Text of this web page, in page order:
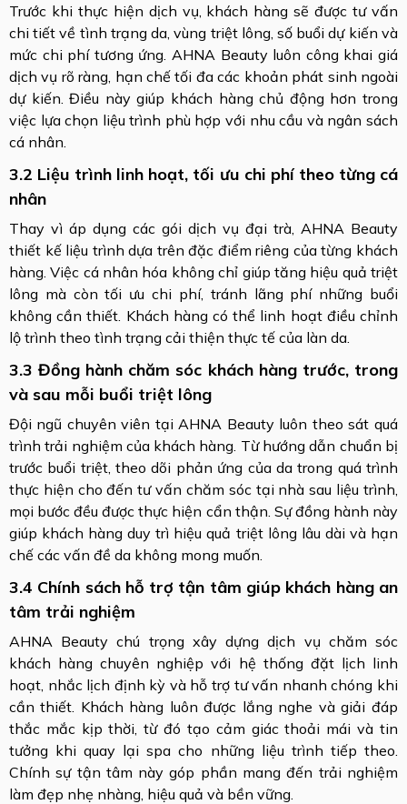
Trước khi thực hiện dịch vụ, khách hàng sẽ được tư vấn
chi tiết về tình trạng da, vùng triệt lông, số buổi dự kiến và
mức chi phí tương ứng. AHNA Beauty luôn công khai giá
dịch vụ rõ ràng, hạn chế tối đa các khoản phát sinh ngoài
dự kiến. Điều này giúp khách hàng chủ động hơn trong
việc lựa chọn liệu trình phù hợp với nhu cầu và ngân sách
cá nhân.
3.2 Liệu trình linh hoạt, tối ưu chi phí theo từng cá
nhân
Thay vì áp dụng các gói dịch vụ đại trà, AHNA Beauty
thiết kế liệu trình dựa trên đặc điểm riêng của từng khách
hàng. Việc cá nhân hóa không chỉ giúp tăng hiệu quả triệt
lông mà còn tối ưu chi phí, tránh lãng phí những buổi
không cần thiết. Khách hàng có thể linh hoạt điều chỉnh
lộ trình theo tình trạng cải thiện thực tế của làn da.
3.3 Đồng hành chăm sóc khách hàng trước, trong
và sau mỗi buổi triệt lông
Đội ngũ chuyên viên tại AHNA Beauty luôn theo sát quá
trình trải nghiệm của khách hàng. Từ hướng dẫn chuẩn bị
trước buổi triệt, theo dõi phản ứng của da trong quá trình
thực hiện cho đến tư vấn chăm sóc tại nhà sau liệu trình,
mọi bước đều được thực hiện cẩn thận. Sự đồng hành này
giúp khách hàng duy trì hiệu quả triệt lông lâu dài và hạn
chế các vấn đề da không mong muốn.
3.4 Chính sách hỗ trợ tận tâm giúp khách hàng an
tâm trải nghiệm
AHNA Beauty chú trọng xây dựng dịch vụ chăm sóc
khách hàng chuyên nghiệp với hệ thống đặt lịch linh
hoạt, nhắc lịch định kỳ và hỗ trợ tư vấn nhanh chóng khi
cần thiết. Khách hàng luôn được lắng nghe và giải đáp
thắc mắc kịp thời, từ đó tạo cảm giác thoải mái và tin
tưởng khi quay lại spa cho những liệu trình tiếp theo.
Chính sự tận tâm này góp phần mang đến trải nghiệm
làm đẹp nhẹ nhàng, hiệu quả và bền vững.